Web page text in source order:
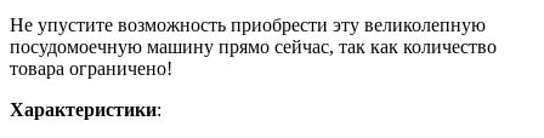
Не упустите возможность приобрести эту великолепную
посудомоечную машину прямо сейчас, так как количество
товара ограничено!
Характеристики: